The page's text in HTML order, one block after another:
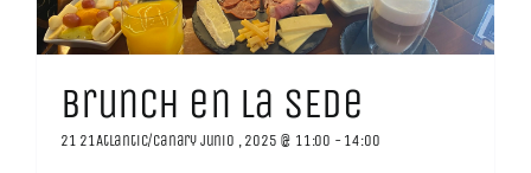
Brunch en La SEDe
21 21Atlantic/Canary junio , 2025 @ 11:00 - 14:00